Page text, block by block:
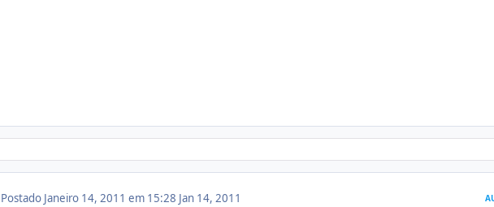
Postado Janeiro 14, 2011 em 15:28 Jan 14, 2011